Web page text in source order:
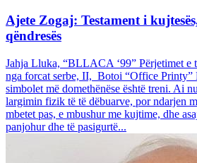
Ajete Zogaj: Testament i
qëndresës
Jahja Lluka, “BLLACA ‘99” Përjetimet e
nga forcat serbe, II, Botoi “Office Printy”
simbolet më domethënëse është treni. Ai
largimin fizik të të dëbuarve, por ndarjen
mbetet pas, e mbushur me kujtime, dhe
panjohur dhe të pasigurtë...